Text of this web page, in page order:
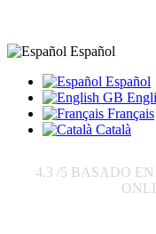
Español
Español
Français
Català
4.3 /5 BASADO EN